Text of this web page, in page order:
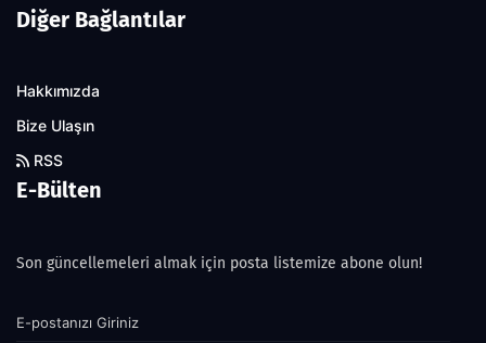
Diğer Bağlantılar
Hakkımızda
Bize Ulaşın
RSS
E-Bülten
Son güncellemeleri almak için posta listemize abone olun!